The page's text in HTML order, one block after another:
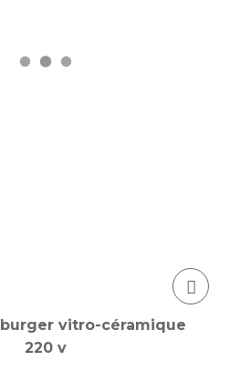
vitro-céramique
220 v